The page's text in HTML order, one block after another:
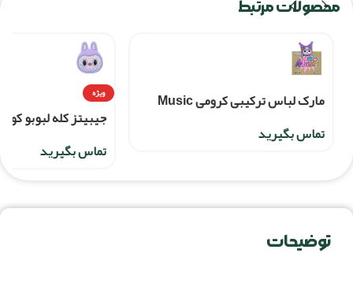
محصولات مرتبط
مارک لباس ترکیبی کرومی Music
تماس بگیرید
ویژه
جیبیتز کله لبوبو
تماس بگیرید
توضیحات